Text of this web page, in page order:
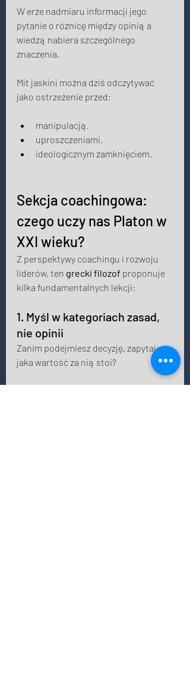
W erze nadmiaru informacji jego
pytanie o różnicę między opinią a
wiedzą nabiera szczególnego
znaczenia.
Mit jaskini można dziś odczytywać
jako ostrzeżenie przed:
manipulacją,
uproszczeniami,
ideologicznym zamknięciem.
Sekcja coachingowa:
czego uczy nas Platon w
XXI wieku?
Z perspektywy coachingu i rozwoju
liderów, ten grecki filozof proponuje
kilka fundamentalnych lekcji:
1. Myśl w kategoriach zasad,
nie opinii
Zanim podejmiesz decyzję, zapytaj:
jaka wartość za nią stoi?